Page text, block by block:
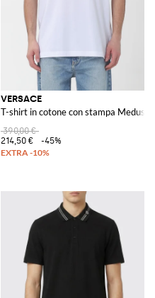
VERSACE
T-shirt in cotone con stampa Medusa
390,00 €
214,50 €
-45%